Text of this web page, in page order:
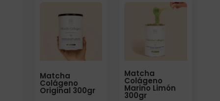
Matcha
Colágeno
Original 300gr
Matcha
Colágeno
Marino Limón
300gr